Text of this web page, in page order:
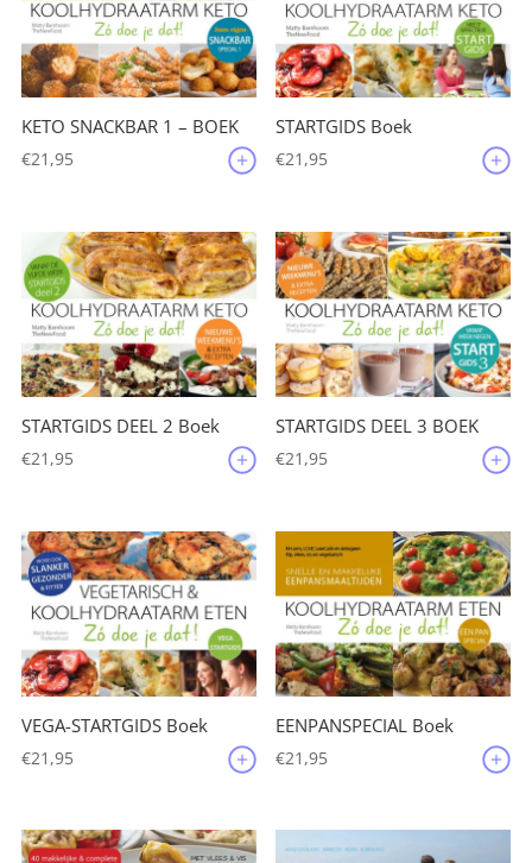
KETO SNACKBAR 1 – BOEK
€21,95
STARTGIDS Boek
€21,95
STARTGIDS DEEL 2 Boek
€21,95
STARTGIDS DEEL 3 BOEK
€21,95
VEGA-STARTGIDS Boek
€21,95
EENPANSPECIAL Boek
€21,95